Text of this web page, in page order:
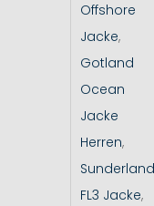
Offshore
Jacke,
Gotland
Ocean
Jacke
Herren,
Sunderland
FL3 Jacke,